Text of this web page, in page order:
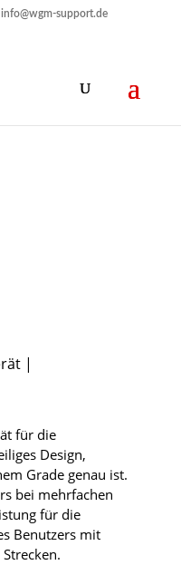
info@wgm-support.de
|
für die
Design,
Grade genau ist.
bei mehrfachen
für die
Benutzers mit